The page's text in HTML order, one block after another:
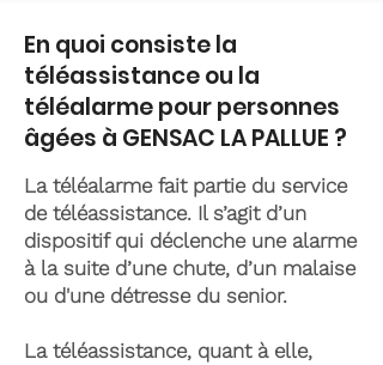
En quoi consiste la
téléassistance ou la
téléalarme pour personnes
âgées à GENSAC LA PALLUE ?
La téléalarme fait partie du service
de téléassistance. Il s’agit d’un
dispositif qui déclenche une alarme
à la suite d’une chute, d’un malaise
ou d'une détresse du senior.
La téléassistance, quant à elle,